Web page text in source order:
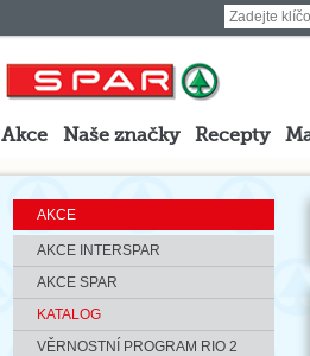
Akce Naše značky Recepty
AKCE
AKCE INTERSPAR
AKCE SPAR
KATALOG
VĚRNOSTNÍ PROGRAM RIO 2